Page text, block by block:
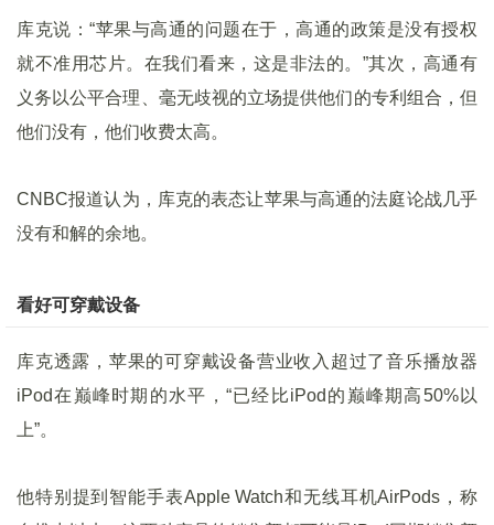
库克说：“苹果与高通的问题在于，高通的政策是没有授权
就不准用芯片。在我们看来，这是非法的。”其次，高通有
义务以公平合理、毫无歧视的立场提供他们的专利组合，但
他们没有，他们收费太高。
CNBC报道认为，库克的表态让苹果与高通的法庭论战几乎
没有和解的余地。
看好可穿戴设备
库克透露，苹果的可穿戴设备营业收入超过了音乐播放器
iPod在巅峰时期的水平，“已经比iPod的巅峰期高50%以
上”。
他特别提到智能手表Apple Watch和无线耳机AirPods，称